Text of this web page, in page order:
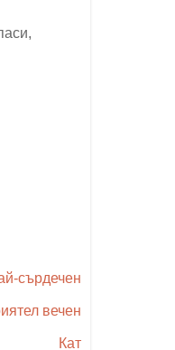
сърдечен
вечен
Кат